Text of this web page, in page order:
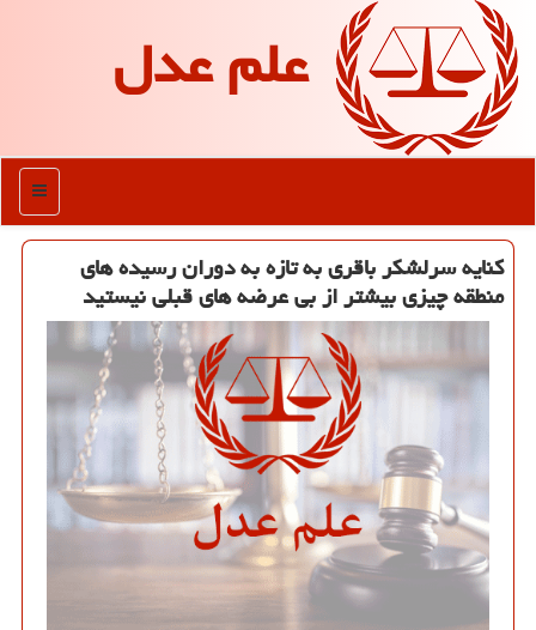
علم عدل
منو
كنایه سرلشكر باقری به تازه به دوران رسیده های
منطقه چیزی بیشتر از بی عرضه های قبلی نیستید